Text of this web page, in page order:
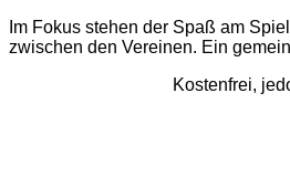
Im Fokus stehen der Spaß am
zwischen den Vereinen. Ein
Kostenfrei, jedoch